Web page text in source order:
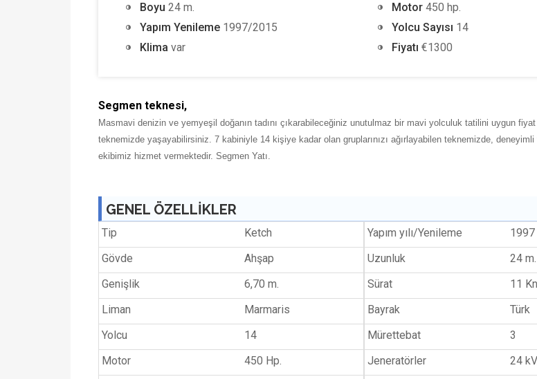
Boyu 24 m.
Yapım Yenileme 1997/2015
Klima var
Motor450 hp.
Yolcu Sayısı 14
Fiyatı €1300
Segmen teknesi,
Masmavi denizin ve yemyeşil doğanın tadını çıkarabileceğiniz unutulmaz bir mavi yolculuk tatilini uygun fiyat
teknemizde yaşayabilirsiniz. 7 kabiniyle 14 kişiye kadar olan gruplarınızı ağırlayabilen teknemizde,
ekibimiz hizmet vermektedir. Segmen Yatı.
GENEL ÖZELLİKLER
Tip Ketch Yapım yılı/Yenileme
Gövde
Ahşap Uzunluk
24 m.
Genişlik
6,70 m. Sürat
11
Liman
Marmaris Bayrak
Türk
Yolcu
14 Mürettebat
3
Motor
450 Hp. Jeneratörler
24